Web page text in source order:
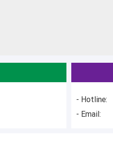
- Hotline:
- Email: